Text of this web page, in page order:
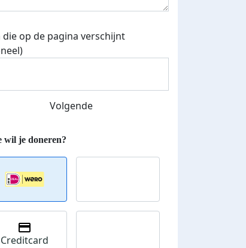
die op de pagina verschijnt
Volgende
Creditcard